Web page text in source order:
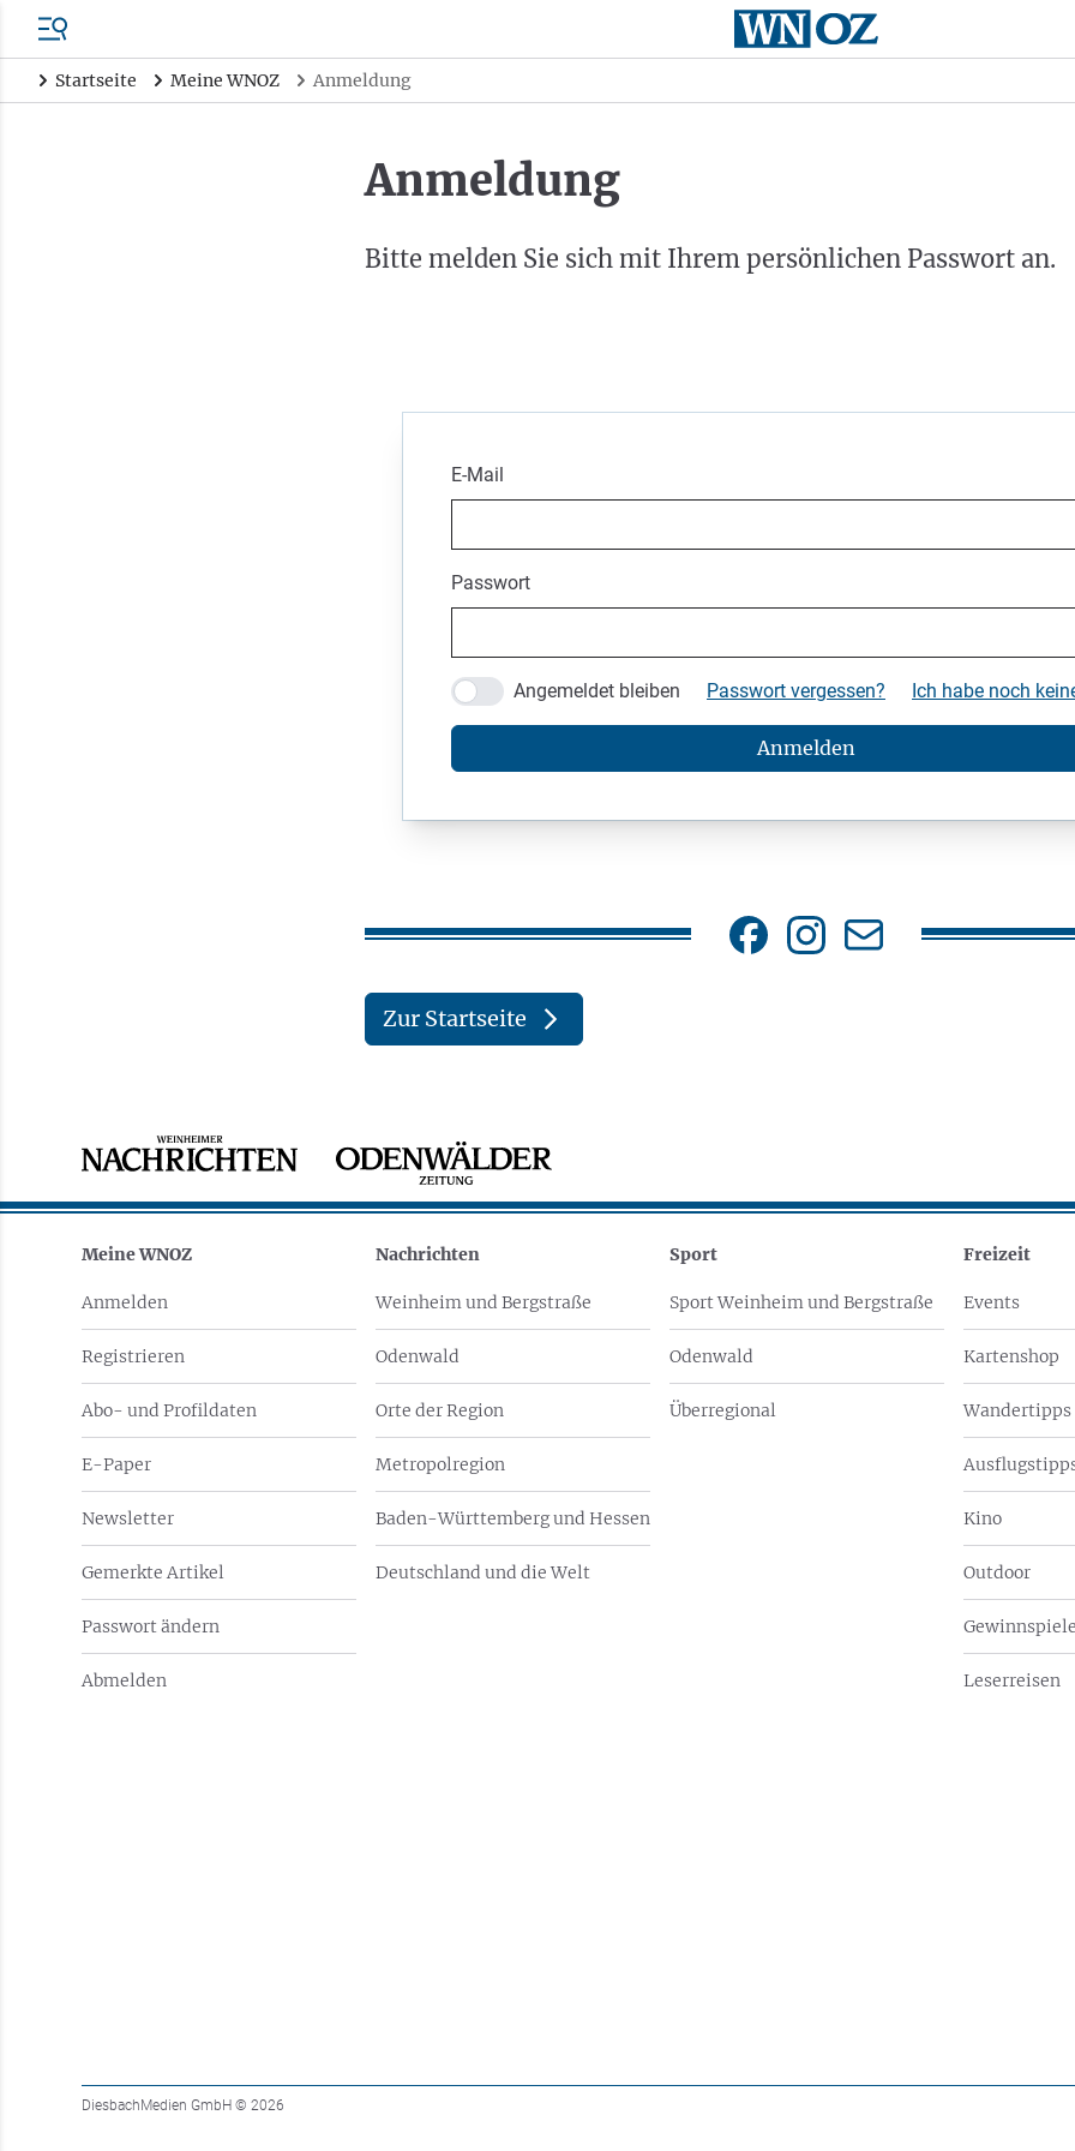
Startseite Meine WNOZ Anmeldung
Anmeldung
Bitte melden Sie sich mit Ihrem persönlichen Passwort an.
E-Mail
Passwort
Angemeldet bleiben Passwort vergessen? Ich habe noch
Anmelden
Zur Startseite
Meine WNOZ
Anmelden
Registrieren
Abo- und Profildaten
E-Paper
Newsletter
Gemerkte Artikel
Passwort ändern
Abmelden
Nachrichten
Weinheim und Bergstraße
Odenwald
Orte der Region
Metropolregion
Baden-Württemberg und Hessen
Deutschland und die Welt
Sport
Sport Weinheim und Bergstraße
Odenwald
Überregional
Freizeit
Events
Kartenshop
Wandertipps
Kino
Outdoor
Gewinnspiele
Leserreisen
DiesbachMedien GmbH © 2026